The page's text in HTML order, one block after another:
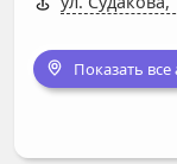
Показать все